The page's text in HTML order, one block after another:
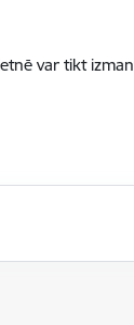
var tikt